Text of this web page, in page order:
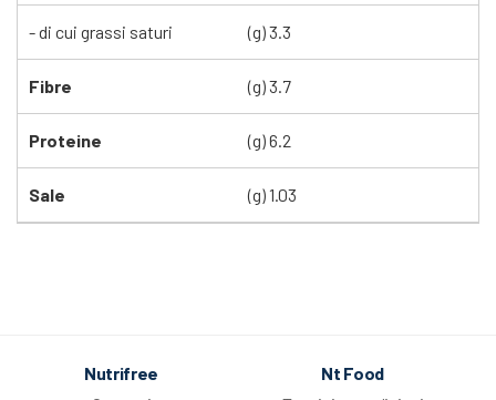
- di cui grassi saturi (g) 3.3
Fibre (g) 3.7
Proteine (g) 6.2
Sale (g) 1.03
Nutrifree
Nt Food